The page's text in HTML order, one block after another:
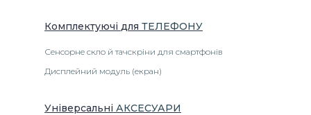
Комплектуючі для ТЕЛЕФОНУ
Сенсорне скло й тачскріни для смартфонів
Дисплейний модуль (екран)
Універсальні АКСЕСУАРИ